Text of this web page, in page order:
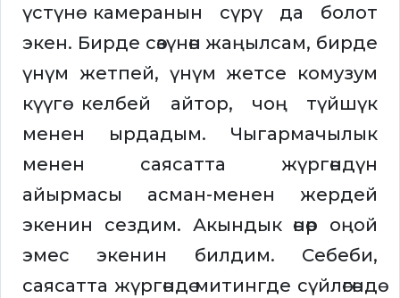
үстүнө камеранын сүрү да болот
экен. Бирде сөзүнөн жаңылсам, бирде
үнүм жетпей, үнүм жетсе комузум
күүгө келбей айтор, чоң түйшүк
менен ырдадым. Чыгармачылык
менен саясатта жүргөндүн
айырмасы асман-менен жердей
экенин сездим. Акындык өнөр оңой
эмес экенин билдим. Себеби,
саясатта жүргөндө митингде сүйлөгөндө